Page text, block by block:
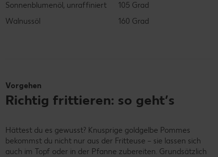
Sonnenblumenöl, unraffiniert
105 Grad
Walnussöl
160 Grad
Vorgehen
Richtig frittieren: so geht’s
Hättest du es gewusst? Knusprige goldgelbe Pommes
bekommst du nicht nur aus der Fritteuse – sie lassen sich
auch im Topf oder in der Pfanne zubereiten. Grundsätzlich